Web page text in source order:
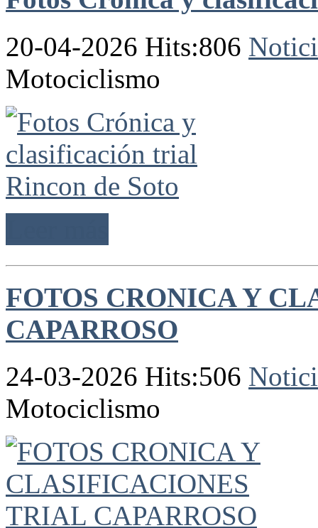
20-04-2026 Hits:806
Motociclismo
FOTOS CRONICA Y
CAPARROSO
24-03-2026 Hits:506
Motociclismo